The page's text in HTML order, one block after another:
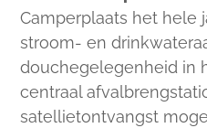
Camperplaats het hele
stroom- en
douchegelegenheid in
centraal
satellietontvangst